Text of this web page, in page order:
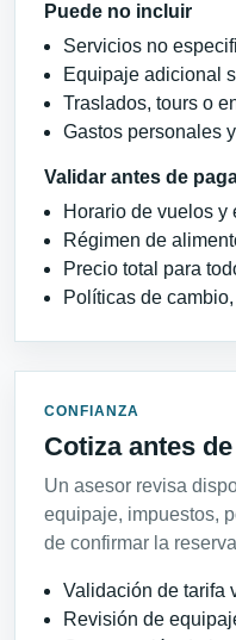
Puede no incluir
Servicios no
Equipaje adicional
Traslados, tours o
Gastos personales
Validar antes de
Horario de vuelos y
Régimen de
Precio total para
Políticas de
CONFIANZA
Cotiza antes
Un asesor revisa
equipaje, impuestos,
de confirmar la
Validación de tarifa
Revisión de